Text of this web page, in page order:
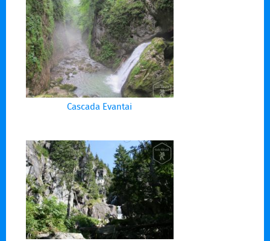
Cascada Evantai